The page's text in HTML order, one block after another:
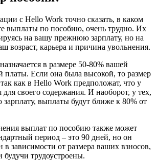
с Hello Work точно сказать, в каком
выплаты по пособию, очень трудно. Их
на вашу прежнюю зарплату, но на
возраст, карьера и причина увольнения.
в размере 50-80% вашей
платы. Если она была высокой, то размер
как в Hello Work предположат, что у
для своего содержания. И наоборот, у тех,
выплаты будут ближе к 80% от
выплат по пособию также может
период – это 90 дней, но он
зависимости от размера ваших взносов,
трудоустроены.